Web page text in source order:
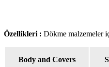
Özellikleri : Dökme malzemeler
Body and Covers